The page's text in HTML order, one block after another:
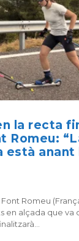
la recta
Romeu:
està anant
Romeu
en alçada que va